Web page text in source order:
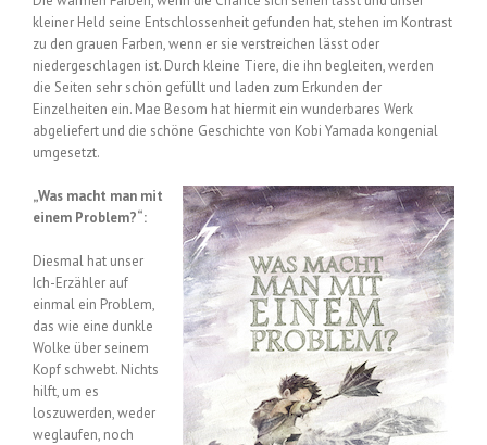
kleiner Held seine Entschlossenheit gefunden hat, stehen im Kontrast
zu den grauen Farben, wenn er sie verstreichen lässt oder
niedergeschlagen ist. Durch kleine Tiere, die ihn begleiten, werden
die Seiten sehr schön gefüllt und laden zum Erkunden der
Einzelheiten ein. Mae Besom hat hiermit ein wunderbares Werk
abgeliefert und die schöne Geschichte von Kobi Yamada kongenial
umgesetzt.
„Was macht man mit
einem Problem?“:
Diesmal hat unser
Ich-Erzähler auf
einmal ein Problem,
das wie eine dunkle
Wolke über seinem
Kopf schwebt. Nichts
hilft, um es
loszuwerden, weder
weglaufen, noch